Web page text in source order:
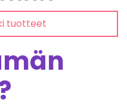
tuotteet